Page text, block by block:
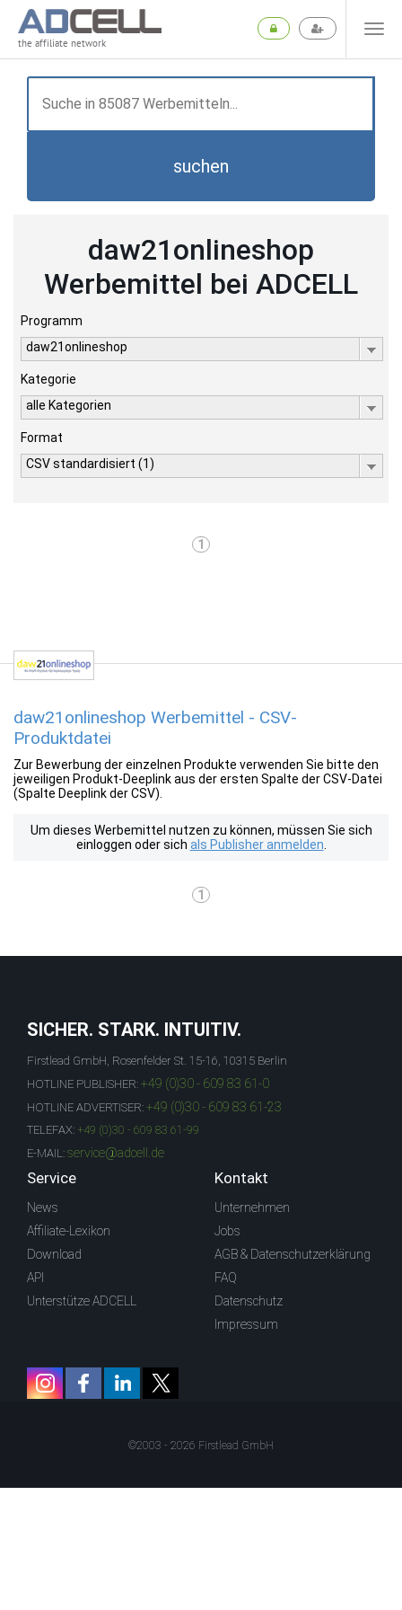
the affiliate network
suchen
daw21onlineshop
Werbemittel bei ADCELL
Programm
daw21onlineshop
Kategorie
alle Kategorien
Format
CSV standardisiert (1)
1
daw21onlineshop Werbemittel - CSV-
Produktdatei
Zur Bewerbung der einzelnen Produkte verwenden Sie bitte den
jeweiligen Produkt-Deeplink aus der ersten Spalte der CSV-Datei
(Spalte Deeplink der CSV).
Um dieses Werbemittel nutzen zu können, müssen Sie sich
einloggen oder sich als Publisher anmelden
1
SICHER. STARK. INTUITIV.
Firstlead GmbH, Rosenfelder St. 15-16, 10315 Berlin
HOTLINE PUBLISHER: +49 (0)30 - 609 83 61-0
HOTLINE ADVERTISER: +49 (0)30 - 609 83 61-23
TELEFAX: +49 (0)30 - 609 83 61-99
E-MAIL: service@adcell.de
Service
News
Affiliate-Lexikon
Download
API
Unterstütze ADCELL
Kontakt
Unternehmen
Jobs
AGB & Datenschutzerklärung
FAQ
Datenschutz
Impressum
©2003 - 2026 Firstlead GmbH